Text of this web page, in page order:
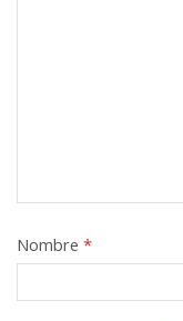
Nombre *